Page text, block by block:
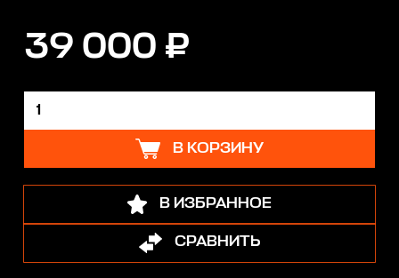
39 000 ₽
В КОРЗИНУ
В ИЗБРАННОЕ
СРАВНИТЬ